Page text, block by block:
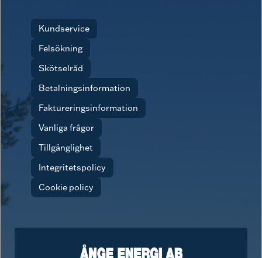
Kundservice
Felsökning
Skötselråd
Betalningsinformation
Faktureringsinformation
Vanliga frågor
Tillgänglighet
Integritetspolicy
Cookie policy